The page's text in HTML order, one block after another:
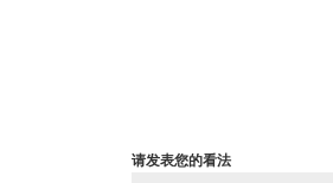
请发表您的看法